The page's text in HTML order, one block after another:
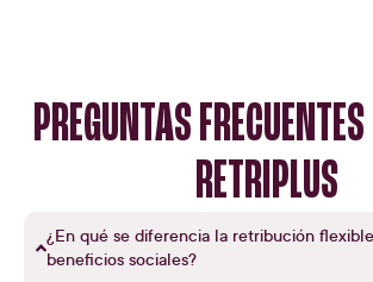
PREGUNTAS
RETRIPLUS
¿En qué se diferencia la retribución
beneficios sociales?